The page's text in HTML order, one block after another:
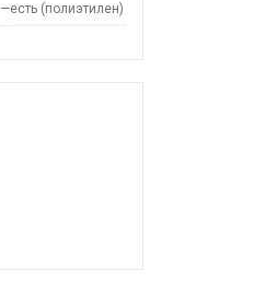
—есть (полиэтилен)